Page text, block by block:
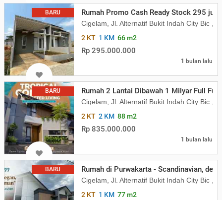
BARU Rumah Promo Cash Ready Stock 295 juta
Cigelam, Jl. Alternatif Bukit Indah City Bic ,
2 KT 1 KM 66 m2
Rp 295.000.000
1 bulan lalu
BARU Rumah 2 Lantai Dibawah 1 Milyar Full
Cigelam, Jl. Alternatif Bukit Indah City Bic ,
2 KT 2 KM 88 m2
Rp 835.000.000
1 bulan lalu
BARU Rumah di Purwakarta - Scandinavian,
Cigelam, Jl. Alternatif Bukit Indah City Bic ,
2 KT 1 KM 77 m2